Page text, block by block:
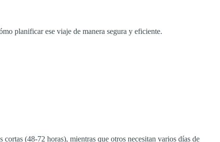
planificar ese viaje de manera segura y eficiente.
(48-72 horas), mientras que otros necesitan varios días de